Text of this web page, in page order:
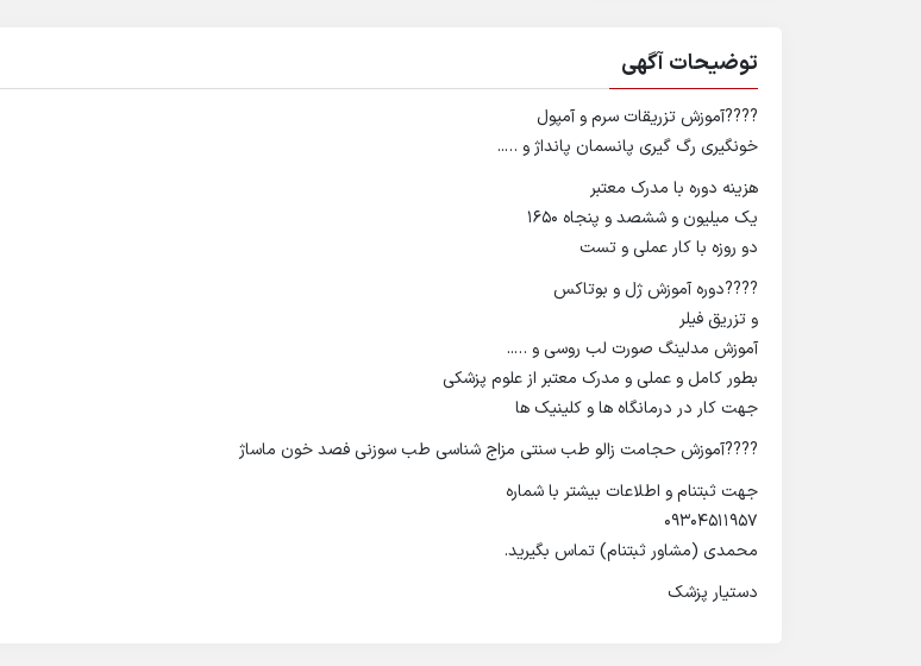
توضیحات آگهی
????آموزش تزریقات سرم و آمپول
خونگیری رگ گیری پانسمان پانداژ و …..
هزینه دوره با مدرک معتبر
یک میلیون و ششصد و پنجاه ۱۶۵۰
دو روزه با کار عملی و تست
????دوره آموزش ژل و بوتاکس
و تزریق فیلر
آموزش مدلینگ صورت لب روسی و …..
بطور کامل و عملی و مدرک معتبر از علوم پزشکی
جهت کار در درمانگاه ها و کلینیک ها
????آموزش حجامت زالو طب سنتی مزاج شناسی طب سوزنی فصد خون ماساژ
جهت ثبتنام و اطلاعات بیشتر با شماره
09304511957
محمدی (مشاور ثبتنام) تماس بگیرید.
دستیار پزشک